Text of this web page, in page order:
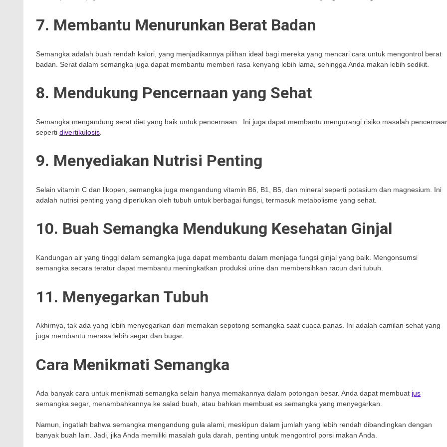
7. Membantu Menurunkan Berat Badan
Semangka adalah buah rendah kalori, yang menjadikannya pilihan ideal bagi mereka yang mencari cara untuk mengontrol berat
badan. Serat dalam semangka juga dapat membantu memberi rasa kenyang lebih lama, sehingga Anda makan lebih sedikit.
8. Mendukung Pencernaan yang Sehat
Semangka mengandung serat diet yang baik untuk pencernaan. Ini juga dapat membantu mengurangi risiko masalah
seperti divertikulosis
9. Menyediakan Nutrisi Penting
Selain vitamin C dan likopen, semangka juga mengandung vitamin B6, B1, B5, dan mineral seperti potasium dan magnesium. Ini
adalah nutrisi penting yang diperlukan oleh tubuh untuk berbagai fungsi, termasuk metabolisme yang sehat.
10. Buah Semangka Mendukung Kesehatan Ginjal
Kandungan air yang tinggi dalam semangka juga dapat membantu dalam menjaga fungsi ginjal yang baik. Mengonsumsi
semangka secara teratur dapat membantu meningkatkan produksi urine dan membersihkan racun dari tubuh.
11. Menyegarkan Tubuh
Akhirnya, tak ada yang lebih menyegarkan dari memakan sepotong semangka saat cuaca panas. Ini adalah camilan sehat yang
juga membantu merasa lebih segar dan bugar.
Cara Menikmati Semangka
Ada banyak cara untuk menikmati semangka selain hanya memakannya dalam potongan besar. Anda dapat membuat jus
semangka segar, menambahkannya ke salad buah, atau bahkan membuat es semangka yang menyegarkan.
Namun, ingatlah bahwa semangka mengandung gula alami, meskipun dalam jumlah yang lebih rendah dibandingkan dengan
banyak buah lain. Jadi, jika Anda memiliki masalah gula darah, penting untuk mengontrol porsi makan Anda.